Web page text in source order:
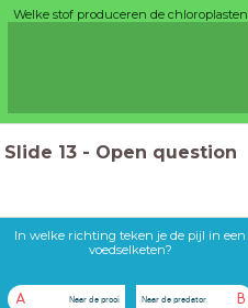
Welke stof produceren de chloroplasten
Slide 13 - Open question
In welke richting teken je de pijl in een
voedselketen?
A Naar de prooi B
Naar de predator